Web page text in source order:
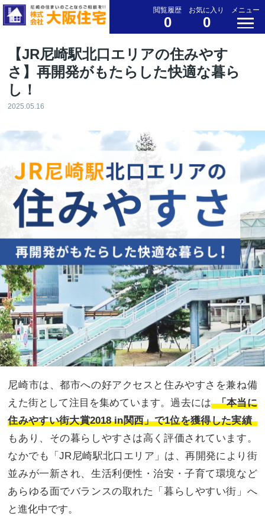
閲覧履歴
0
お気に入り
0
メニュー
【JR尼崎駅北口エリアの住みやす
さ】再開発がもたらした快適な暮ら
し！
2025.05.16
尼崎市は、都市への好アクセスと住みやすさを兼ね備
えた街として注目を集めています。過去には 「本当に
住みやすい街大賞2018 in関西」で1位を獲得した実績
もあり、その暮らしやすさは高く評価されています。
なかでも「JR尼崎駅北口エリア」は、再開発により街
並みが一新され、生活利便性・治安・子育て環境など
あらゆる面でバランスの取れた「暮らしやすい街」へ
と進化中です。